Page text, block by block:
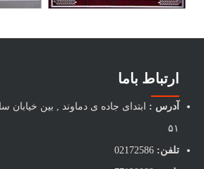
ارتباط باما
آدرس : ابتدای جاده ی دماوند , بین خیابان
۵۱
تلفن: 02172586